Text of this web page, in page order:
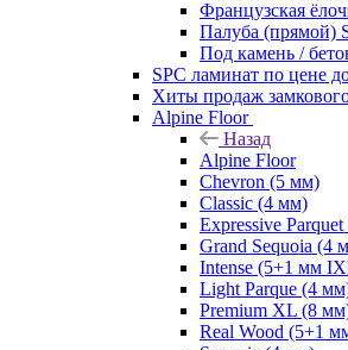
Французская
Палуба (прямой)
Под камень /
SPC ламинат по цене
Хиты продаж
Alpine Floor
Назад
Alpine Floor
Chevron (5 мм)
Classic (4 мм)
Expressive
Grand Sequoia (4
Intense (5+1 мм
Light Parque (4
Premium XL (8
Real Wood (5+1